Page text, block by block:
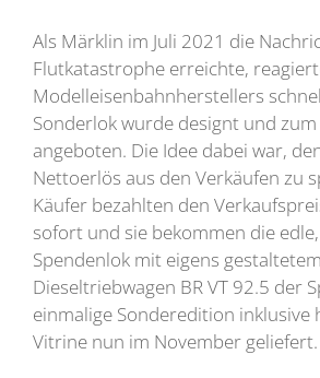
Als Märklin im Juli 2021 die
Flutkatastrophe erreichte,
Modelleisenbahnherstellers
Sonderlok wurde designt und
angeboten. Die Idee dabei war,
Nettoerlös aus den Verkäufen zu
Käufer bezahlten den
sofort und sie bekommen die
Spendenlok mit eigens
Dieseltriebwagen BR VT 92.5 der
einmalige Sonderedition inklusive
Vitrine nun im November geliefert.